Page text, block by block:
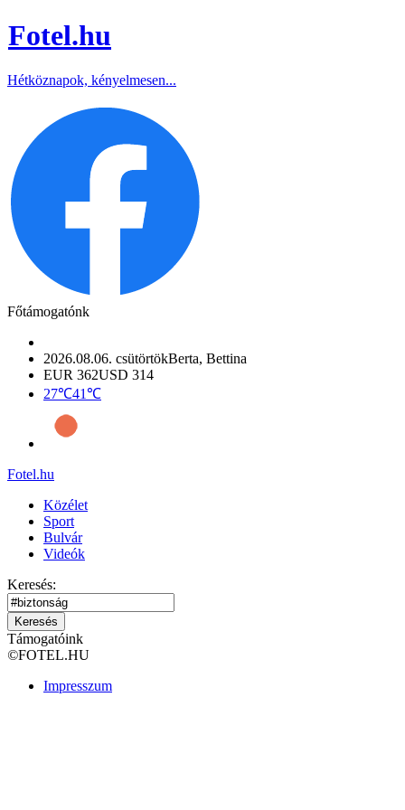
Fotel.hu
Hétköznapok, kényelmesen...
Főtámogatónk
2026.08.06. csütörtökBerta, Bettina
EUR 362USD 314
27℃41℃
Fotel.hu
Közélet
Sport
Bulvár
Videók
Keresés:
Keresés
Támogatóink
©FOTEL.HU
Impresszum